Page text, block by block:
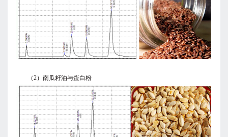
（2）南瓜籽油与蛋白粉